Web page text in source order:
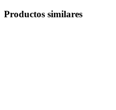
Productos similares